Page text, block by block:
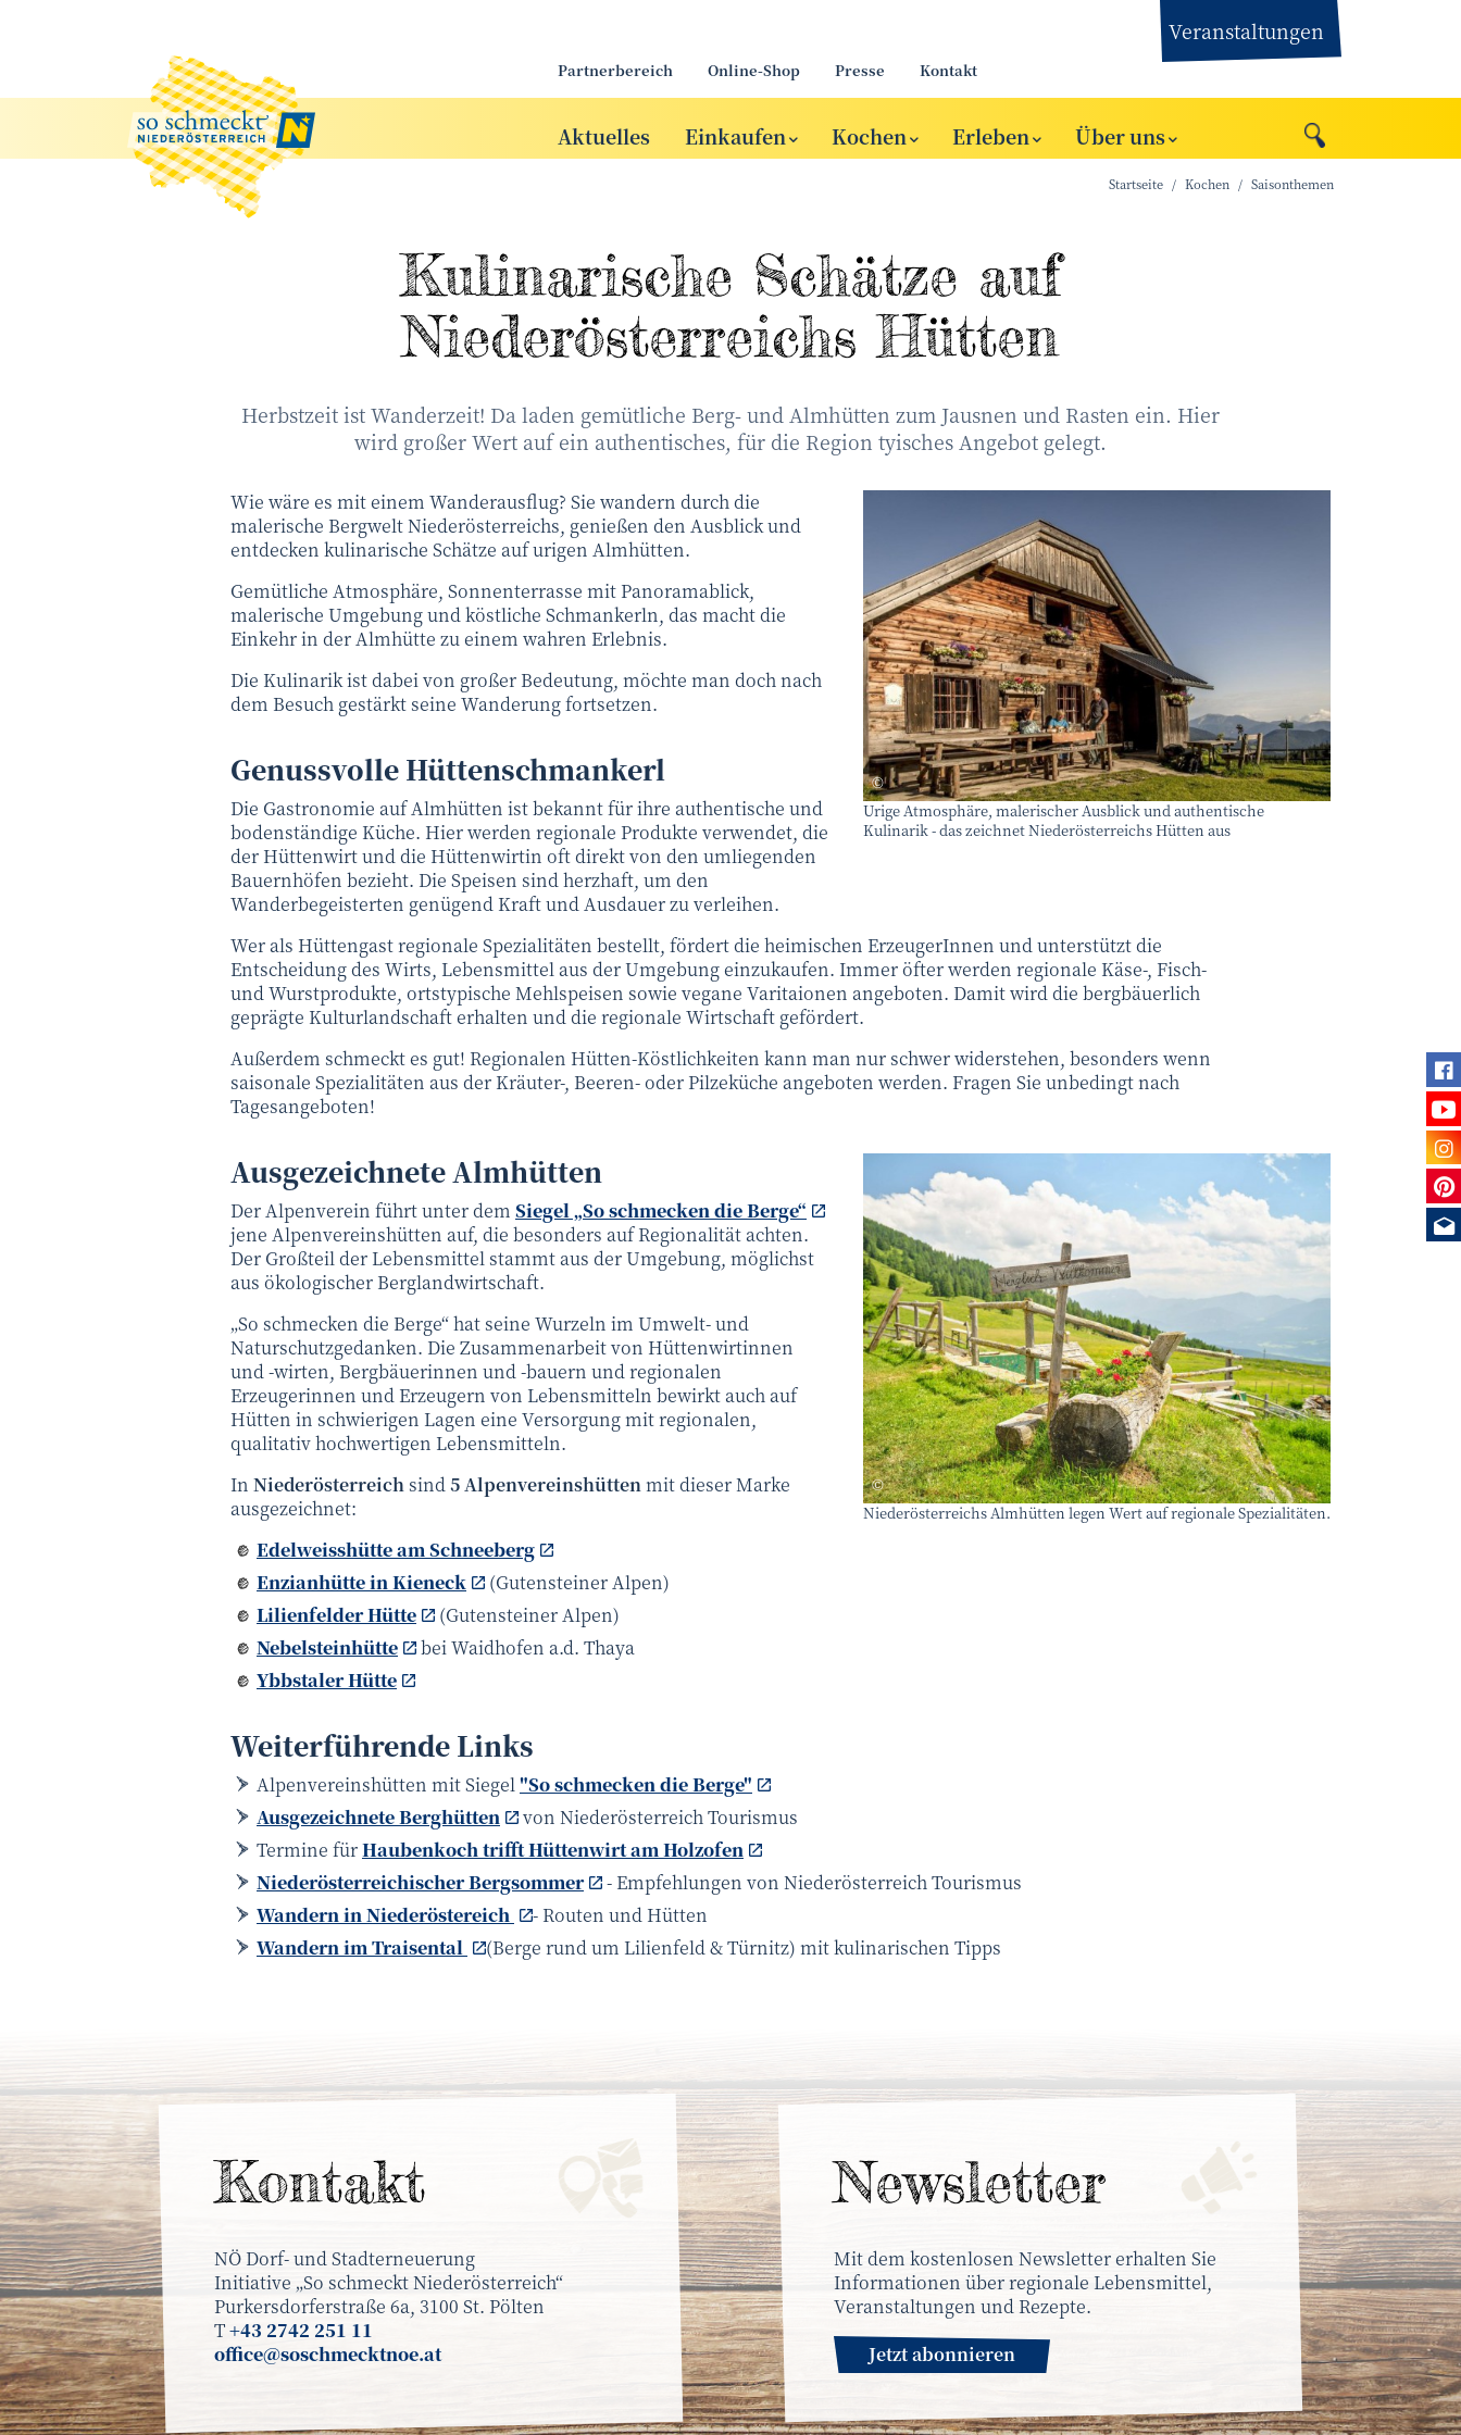
Partnerbereich Online-Shop Presse Kontakt
Veranstaltungen
Aktuelles Einkaufen Kochen Erleben Über uns
Startseite Kochen Saisonthemen
Kulinarische Schätze auf
Niederösterreichs Hütten
Herbstzeit ist Wanderzeit! Da laden gemütliche Berg- und Almhütten zum Jausnen und Rasten ein. Hier
wird großer Wert auf ein authentisches, für die Region tyisches Angebot gelegt.
©Niederösterreich-Werbung/ Robert Herbst
Urige Atmosphäre, malerischer Ausblick und authentische
Kulinarik - das zeichnet Niederösterreichs Hütten aus
Wie wäre es mit einem Wanderausflug? Sie wandern durch die
malerische Bergwelt Niederösterreichs, genießen den Ausblick und
entdecken kulinarische Schätze auf urigen Almhütten.
Gemütliche Atmosphäre, Sonnenterrasse mit Panoramablick,
malerische Umgebung und köstliche Schmankerln, das macht die
Einkehr in der Almhütte zu einem wahren Erlebnis.
Die Kulinarik ist dabei von großer Bedeutung, möchte man doch nach
dem Besuch gestärkt seine Wanderung fortsetzen.
Genussvolle Hüttenschmankerl
Die Gastronomie auf Almhütten ist bekannt für ihre authentische und
bodenständige Küche. Hier werden regionale Produkte verwendet, die
der Hüttenwirt und die Hüttenwirtin oft direkt von den umliegenden
Bauernhöfen bezieht. Die Speisen sind herzhaft, um den
Wanderbegeisterten genügend Kraft und Ausdauer zu verleihen.
Wer als Hüttengast regionale Spezialitäten bestellt, fördert die heimischen ErzeugerInnen und unterstützt die
Entscheidung des Wirts, Lebensmittel aus der Umgebung einzukaufen. Immer öfter werden regionale Käse-, Fisch-
und Wurstprodukte, ortstypische Mehlspeisen sowie vegane Varitaionen angeboten. Damit wird die bergbäuerlich
geprägte Kulturlandschaft erhalten und die regionale Wirtschaft gefördert.
Außerdem schmeckt es gut! Regionalen Hütten-Köstlichkeiten kann man nur schwer widerstehen, besonders wenn
saisonale Spezialitäten aus der Kräuter-, Beeren- oder Pilzeküche angeboten werden. Fragen Sie unbedingt nach
Tagesangeboten!
©Netzwerk Kulinarik/arnoldpoeschl.com
Niederösterreichs Almhütten legen Wert auf regionale Spezialitäten.
Ausgezeichnete Almhütten
Der Alpenverein führt unter dem Siegel „So schmecken die Berge“
jene Alpenvereinshütten auf, die besonders auf Regionalität achten.
Der Großteil der Lebensmittel stammt aus der Umgebung, möglichst
aus ökologischer Berglandwirtschaft.
„So schmecken die Berge“ hat seine Wurzeln im Umwelt- und
Naturschutzgedanken. Die Zusammenarbeit von Hüttenwirtinnen
und -wirten, Bergbäuerinnen und -bauern und regionalen
Erzeugerinnen und Erzeugern von Lebensmitteln bewirkt auch auf
Hütten in schwierigen Lagen eine Versorgung mit regionalen,
qualitativ hochwertigen Lebensmitteln.
In Niederösterreichsind5 Alpenvereinshüttenmit dieser Marke
ausgezeichnet:
Edelweisshütte am Schneeberg
Enzianhütte in Kieneck
(Gutensteiner Alpen)
Lilienfelder Hütte
(Gutensteiner Alpen)
Nebelsteinhütte
bei Waidhofen a.d. Thaya
Ybbstaler Hütte
Weiterführende Links
Alpenvereinshütten mit Siegel"So schmecken die Berge"
Ausgezeichnete Berghütten
von Niederösterreich Tourismus
Termine fürHaubenkoch trifft Hüttenwirt am Holzofen
Niederösterreichischer Bergsommer
- Empfehlungen von Niederösterreich Tourismus
Wandern in Niederöstereich
- Routen und Hütten
Wandern im Traisental
(Berge rund um Lilienfeld & Türnitz) mit kulinarischen Tipps
News­letter
Mit dem kostenlosen Newsletter erhalten Sie
Informationen über regionale Lebensmittel,
Veranstaltungen und Rezepte.
Jetzt abonnieren
Kontakt
NÖ Dorf- und Stadterneuerung
Initiative „So schmeckt Niederösterreich“
Purkersdorferstraße 6a, 3100 St. Pölten
T+43 2742 251 11
office@soschmecktnoe.at